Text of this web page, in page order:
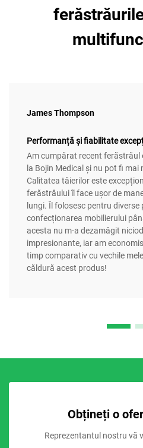
James Thompson
Performanță și fiabilitate
Am cumpărat recent
la Bojin Medical și nu pot fi mai
Calitatea tăierilor este
ferăstrăului îl face ușor de
lungi. Îl folosesc pentru diverse
confecționarea mobilierului
acesta nu m-a dezamăgit
impresionante, iar am
timp comparativ cu vechile
căldură acest produs!
Obțineți o
Reprezentantul nostru vă